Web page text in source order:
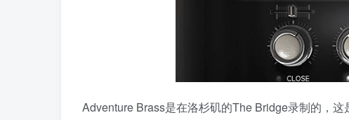
Adventure Brass是在洛杉矶的The Bridge录制的，